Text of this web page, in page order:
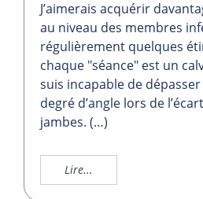
J’aimerais acquérir
au niveau des membres
régulièrement quelques
chaque "séance" est un
suis incapable de
degré d’angle lors de
jambes. (…)
Lire...